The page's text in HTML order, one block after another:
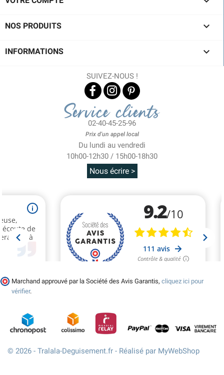
NOS PRODUITS 
INFORMATIONS 
SUIVEZ-NOUS !
Service clients
02-40-45-25-96
Prix d'un appel local
Du lundi au vendredi
10h00-12h30 / 15h00-18h30
Nous écrire >
Marchand approuvé par la Société des Avis Garantis, cliquez ici pour
vérifier.
© 2026 - Tralala-Deguisement.fr - Réalisé par MyWebShop